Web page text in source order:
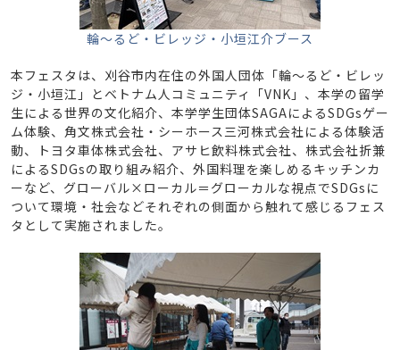
輪～るど・ビレッジ・小垣江介ブース
本フェスタは、刈谷市内在住の外国人団体「輪～るど・ビレッ
ジ・小垣江」とベトナム人コミュニティ「VNK」、本学の留学
生による世界の文化紹介、本学学生団体SAGAによるSDGsゲー
ム体験、角文株式会社・シーホース三河株式会社による体験活
動、トヨタ車体株式会社、アサヒ飲料株式会社、株式会社折兼
によるSDGsの取り組み紹介、外国料理を楽しめるキッチンカ
ーなど、グローバル×ローカル＝グローカルな視点でSDGsに
ついて環境・社会などそれぞれの側面から触れて感じるフェス
タとして実施されました。